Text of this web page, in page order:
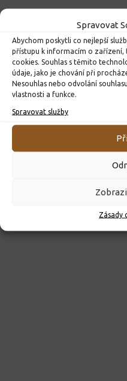
Spravovat
Abychom poskytli co nejlepší
přístupu k informacím o zařízení,
cookies. Souhlas s těmito
údaje, jako je chování při
Nesouhlas nebo odvolání
vlastnosti a funkce.
Spravovat služby
Zásady
ROZHODNUTÍ O PŘIJETÍ K